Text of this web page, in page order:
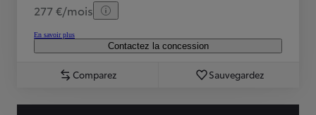
277 €/mois
En savoir plus
Contactez la concession
Comparez Sauvegardez